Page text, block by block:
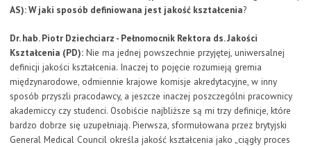
AS): W jaki sposób definiowana jest jakość kształcenia?
Dr. hab. Piotr Dziechciarz - Pełnomocnik Rektora ds. Jakości
Kształcenia (PD): Nie ma jednej powszechnie przyjętej, uniwersalnej
definicji jakości kształcenia. Inaczej to pojęcie rozumieją gremia
międzynarodowe, odmiennie krajowe komisje akredytacyjne, w inny
sposób przyszli pracodawcy, a jeszcze inaczej poszczególni pracownicy
akademiccy czy studenci. Osobiście najbliższe są mi trzy definicje, które
bardzo dobrze się uzupełniają. Pierwsza, sformułowana przez brytyjski
General Medical Council określa jakość kształcenia jako „ciągły proces